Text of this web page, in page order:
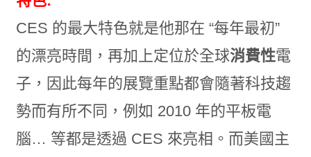
CES 的最大特色就是他那在 “每年最初”
的漂亮時間，再加上定位於全球消費性電
子，因此每年的展覽重點都會隨著科技趨
勢而有所不同，例如 2010 年的平板電
腦… 等都是透過 CES 來亮相。而美國主